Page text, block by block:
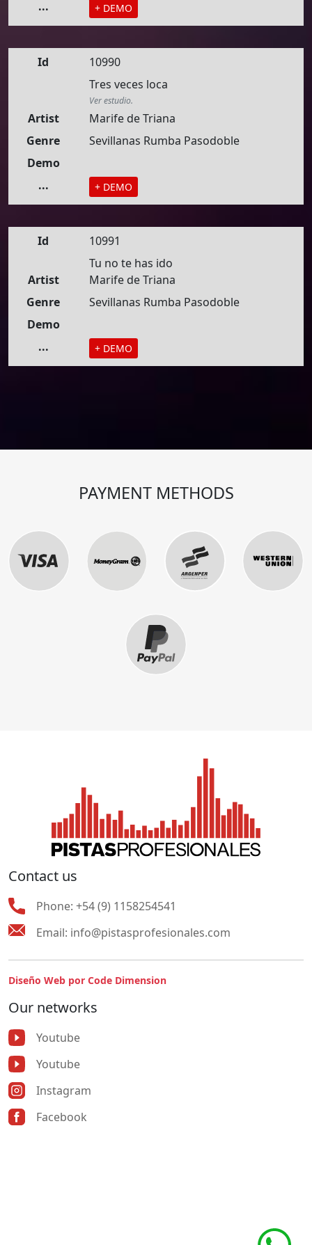
...
+ DEMO
Id
10990
Tres veces loca
Ver estudio.
Artist
Marife de Triana
Genre
Sevillanas Rumba Pasodoble
Demo
...
+ DEMO
Id
10991
Tu no te has ido
Artist
Marife de Triana
Genre
Sevillanas Rumba Pasodoble
Demo
...
+ DEMO
PAYMENT METHODS
Contact us
Phone: +54 (9) 1158254541
Email: info@pistasprofesionales.com
Diseño Web por Code Dimension
Our networks
Youtube
Youtube
Instagram
Facebook